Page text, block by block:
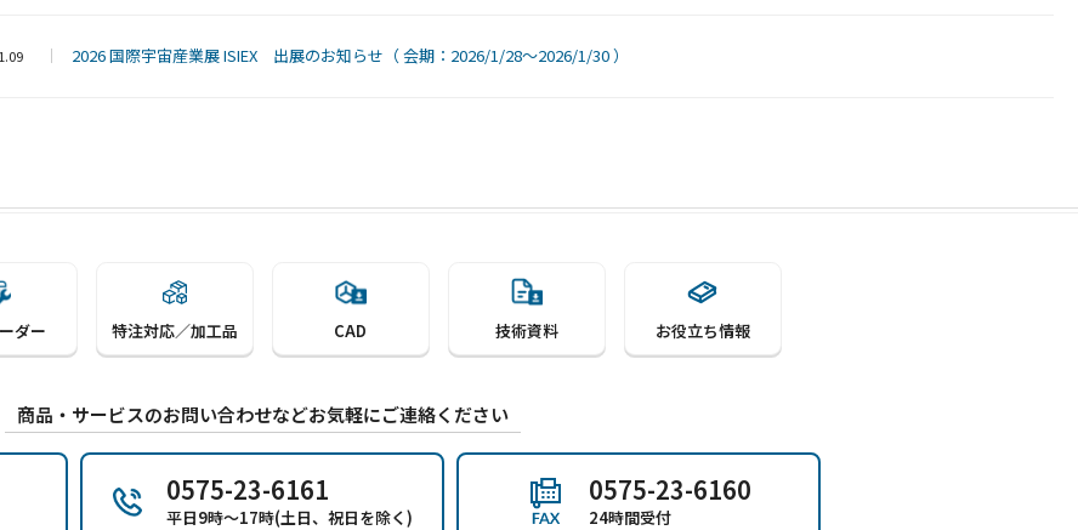
2026 国際宇宙産業展 ISIEX 出展のお知らせ（ 会期：2026/1/28～2026/1/30 ）
ダー 特注対応／加工品 CAD 技術資料 お役立ち情報
商品・サービスのお問い合わせなどお気軽にご連絡ください
0575-23-6161
平日9時～17時(土日、祝日を除く)
0575-23-6160
24時間受付